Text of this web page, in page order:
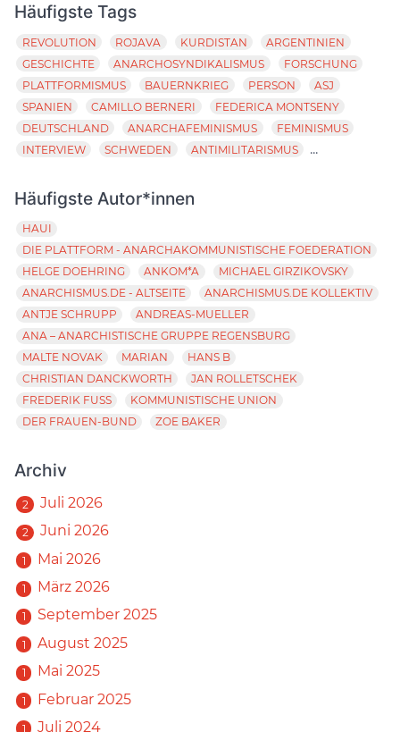
Häufigste Tags
REVOLUTION ROJAVA KURDISTAN
ARGENTINIEN
GESCHICHTE
ANARCHOSYNDIKALISMUS
FORSCHUNG
PLATTFORMISMUS
BAUERNKRIEG PERSON
ASJ
SPANIEN
CAMILLO BERNERI
FEDERICA MONTSENY
DEUTSCHLAND
ANARCHAFEMINISMUS
FEMINISMUS
INTERVIEW
SCHWEDEN ANTIMILITARISMUS ...
Häufigste Autor*innen
HAUI
DIE PLATTFORM - ANARCHAKOMMUNISTISCHE FOEDERATION
HELGE DOEHRING
ANKOM*A
MICHAEL GIRZIKOVSKY
ANARCHISMUS.DE - ALTSEITE
ANARCHISMUS.DE KOLLEKTIV
ANTJE SCHRUPP
ANDREAS-MUELLER
ANA – ANARCHISTISCHE GRUPPE REGENSBURG
MALTE NOVAK
MARIAN
HANS B
CHRISTIAN DANCKWORTH
JAN ROLLETSCHEK
FREDERIK FUSS
KOMMUNISTISCHE UNION
DER FRAUEN-BUND
ZOE BAKER
Archiv
2 Juli 2026
2 Juni 2026
1 Mai 2026
1 März 2026
1 September 2025
1 August 2025
1 Mai 2025
1 Februar 2025
1 Juli 2024